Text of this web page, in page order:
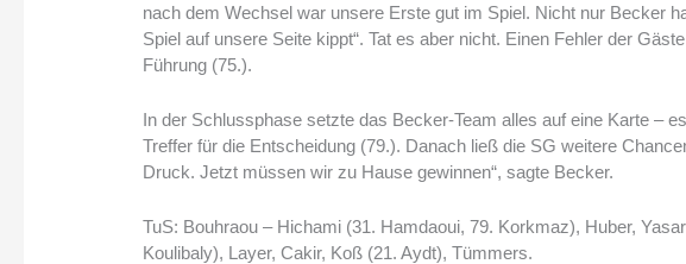
nach dem Wechsel war unsere Erste gut im Spiel. Nicht nur Becker
Spiel auf unsere Seite kippt“. Tat es aber nicht. Einen Fehler der
Führung (75.).
In der Schlussphase setzte das Becker-Team alles auf eine Karte –
Treffer für die Entscheidung (79.). Danach ließ die SG weitere
Druck. Jetzt müssen wir zu Hause gewinnen“, sagte Becker.
TuS: Bouhraou – Hichami (31. Hamdaoui, 79. Korkmaz), Huber,
Koulibaly), Layer, Cakir, Koß (21. Aydt), Tümmers.